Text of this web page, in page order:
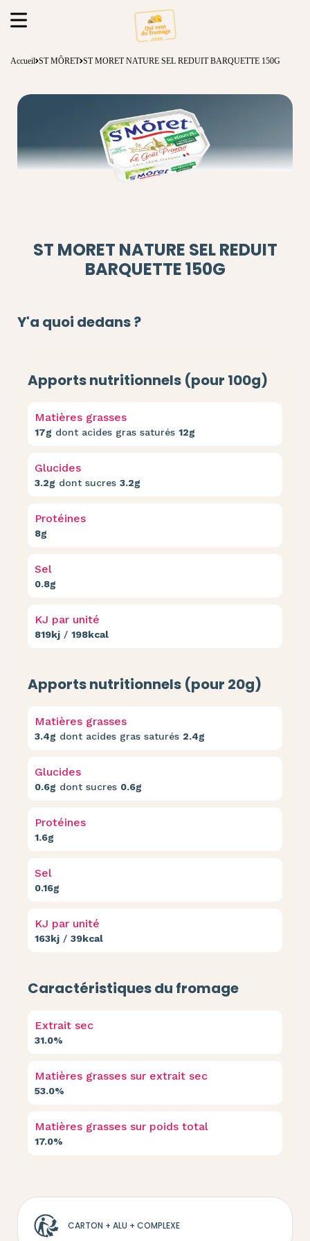
Accueil ST MÔRET ST MORET NATURE SEL REDUIT BARQUETTE 150G
ST MORET NATURE SEL REDUIT
BARQUETTE 150G
Y'a quoi dedans ?
Apports nutritionnels (pour 100g)
Matières grasses
17g dont acides gras saturés 12g
Glucides
3.2g dont sucres 3.2g
Protéines
8g
Sel
0.8g
KJ par unité
819kj / 198kcal
Apports nutritionnels (pour 20g)
Matières grasses
3.4g dont acides gras saturés 2.4g
Glucides
0.6g dont sucres 0.6g
Protéines
1.6g
Sel
0.16g
KJ par unité
163kj / 39kcal
Caractéristiques du fromage
Extrait sec
31.0%
Matières grasses sur extrait sec
53.0%
Matières grasses sur poids total
17.0%
CARTON + ALU + COMPLEXE